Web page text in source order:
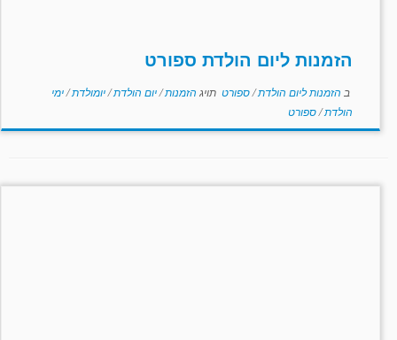
הזמנות ליום הולדת ספורט
ב הזמנות ליום הולדת/ספורט תויג הזמנות/יום הולדת/יומולדת/ימי
הולדת/ספורט